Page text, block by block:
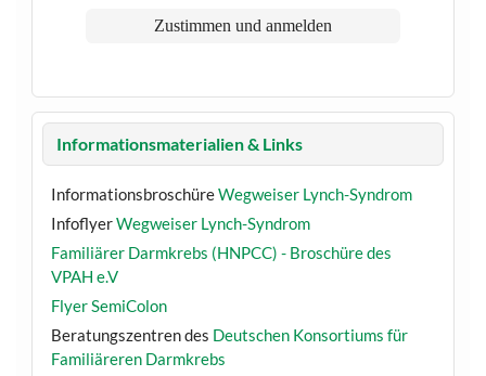
Informationsmaterialien & Links
InformationsbroschüreWegweiser Lynch-Syndrom
InfoflyerWegweiser Lynch-Syndrom
Familiärer Darmkrebs (HNPCC) - Broschüre des
VPAH e.V
Flyer SemiColon
Beratungszentren des Deutschen Konsortiums für
Familiäreren Darmkrebs